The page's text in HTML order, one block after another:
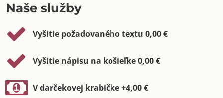
Naše služby
Vyšitie požadovaného textu 0,00 €
Vyšitie nápisu na košieľke 0,00 €
V darčekovej krabičke +4,00 €